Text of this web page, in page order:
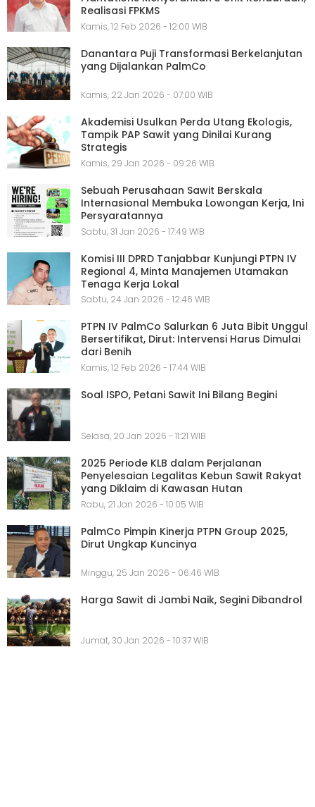
Realisasi FPKMS
Kamis, 12 Feb 2026 - 12:00 WIB
Danantara Puji Transformasi Berkelanjutan
yang Dijalankan PalmCo
Kamis, 22 Jan 2026 - 07:00 WIB
Akademisi Usulkan Perda Utang Ekologis,
Tampik PAP Sawit yang Dinilai Kurang
Strategis
Kamis, 29 Jan 2026 - 09:26 WIB
Sebuah Perusahaan Sawit Berskala
Internasional Membuka Lowongan Kerja, Ini
Persyaratannya
Sabtu, 31 Jan 2026 - 17:49 WIB
Komisi III DPRD Tanjabbar Kunjungi PTPN IV
Regional 4, Minta Manajemen Utamakan
Tenaga Kerja Lokal
Sabtu, 24 Jan 2026 - 12:46 WIB
PTPN IV PalmCo Salurkan 6 Juta Bibit Unggul
Bersertifikat, Dirut: Intervensi Harus Dimulai
dari Benih
Kamis, 12 Feb 2026 - 17:44 WIB
Soal ISPO, Petani Sawit Ini Bilang Begini
Selasa, 20 Jan 2026 - 11:21 WIB
2025 Periode KLB dalam Perjalanan
Penyelesaian Legalitas Kebun Sawit Rakyat
yang Diklaim di Kawasan Hutan
Rabu, 21 Jan 2026 - 10:05 WIB
PalmCo Pimpin Kinerja PTPN Group 2025,
Dirut Ungkap Kuncinya
Minggu, 25 Jan 2026 - 06:46 WIB
Harga Sawit di Jambi Naik, Segini Dibandrol
Jumat, 30 Jan 2026 - 10:37 WIB